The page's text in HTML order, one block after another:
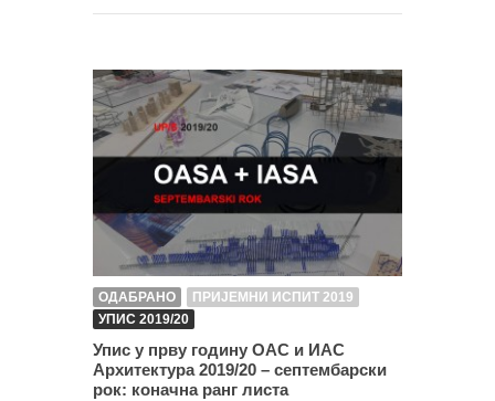
ОДАБРАНО
ПРИЈЕМНИ ИСПИТ 2019
УПИС 2019/20
Упис у прву годину ОАС и ИАС
Архитектура 2019/20 – септембарски
рок: коначна ранг листа